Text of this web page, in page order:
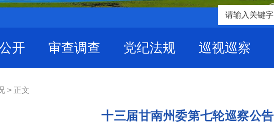
开 审查调查 党纪法规 巡视巡察
> 正文
十三届甘南州委第七轮巡察公告